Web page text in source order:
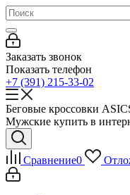
Заказать звонок
Показать телефон
+7 (391) 215-33-02
Беговые кроссовки
Мужские купить в
Сравнение0